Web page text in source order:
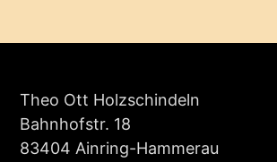
Theo Ott Holzschindeln
Bahnhofstr. 18
83404 Ainring-Hammerau